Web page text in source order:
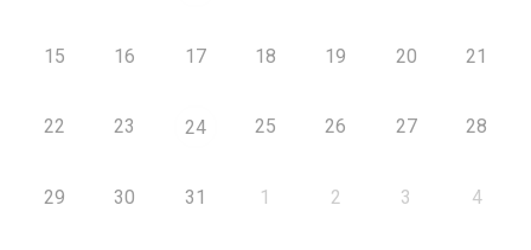
15 16 17 18 19 20 21
22 23 24 25 26 27 28
29 30 31 1 2 3 4